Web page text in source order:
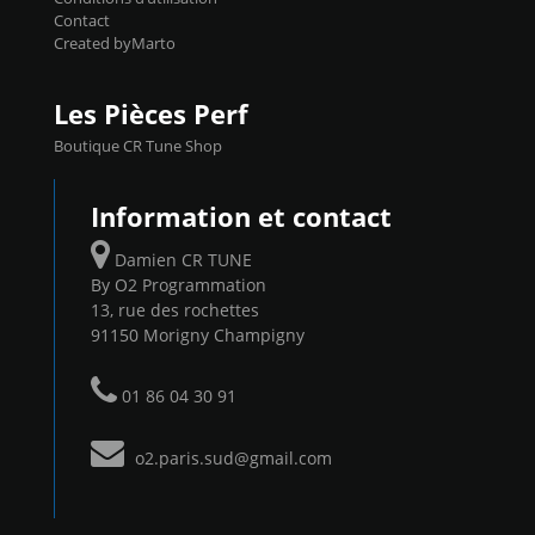
Contact
Created byMarto
Les Pièces Perf
Boutique CR Tune Shop
Information et contact
Damien CR TUNE
By O2 Programmation
13, rue des rochettes
91150 Morigny Champigny
01 86 04 30 91
o2.paris.sud@gmail.com